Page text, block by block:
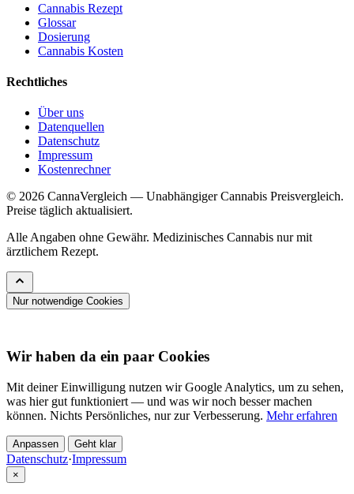
Cannabis Rezept
Glossar
Dosierung
Cannabis Kosten
Rechtliches
Über uns
Datenquellen
Datenschutz
Impressum
Kostenrechner
© 2026 CannaVergleich — Unabhängiger Cannabis Preisvergleich.
Preise täglich aktualisiert.
Alle Angaben ohne Gewähr. Medizinisches Cannabis nur mit
ärztlichem Rezept.
Nur notwendige Cookies
Wir haben da ein paar Cookies
Mit deiner Einwilligung nutzen wir Google Analytics, um zu sehen,
was hier gut funktioniert — und was wir noch besser machen
können. Nichts Persönliches, nur zur Verbesserung. Mehr erfahren
Anpassen Geht klar
Datenschutz·Impressum
×